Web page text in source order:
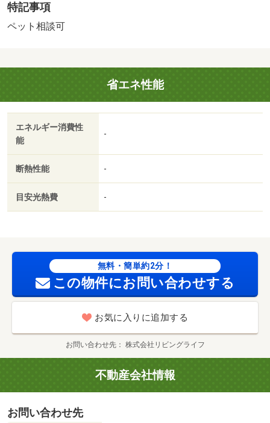
上、宅配ボックス、エレベーター、各フロアゴミ捨て場所
あり、キッズルーム、フロントサービス、共用パーティル
入居可 【設備・特記事項備考】フロントサービス・全居
国土法届出：不要
販売戸数：1戸
法令等制限：管理協力金（非居住者 １０００円／月 リ
ノベーション 済 ２０２５／１２ キッチン、浴室、
管理協力金（非居住者：1,000円
特記事項
ペット相談可
省エネ性能
エネルギー消費性
能
-
断熱性能 -
目安光熱費 -
無料・簡単約2分！
この物件にお問い合わせする
お気に入りに追加する
お問い合わせ先 株式会社リビングライフ
不動産会社情報
お問い合わせ先